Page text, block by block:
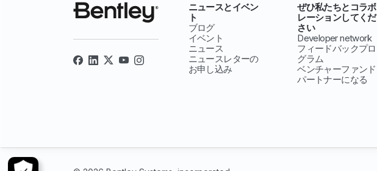
ニュースとイベン
ト
ブログ
イベント
ニュース
ニュースレターの
お申し込み
ぜひ私たちとコラボ
レーションしてくだ
さい
Developer network
フィードバックプロ
グラム
ベンチャーファンド
パートナーになる